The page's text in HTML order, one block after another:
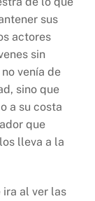
sus
actores
sin
venía de
sino que
a su costa
que
lleva a la
ira al ver las